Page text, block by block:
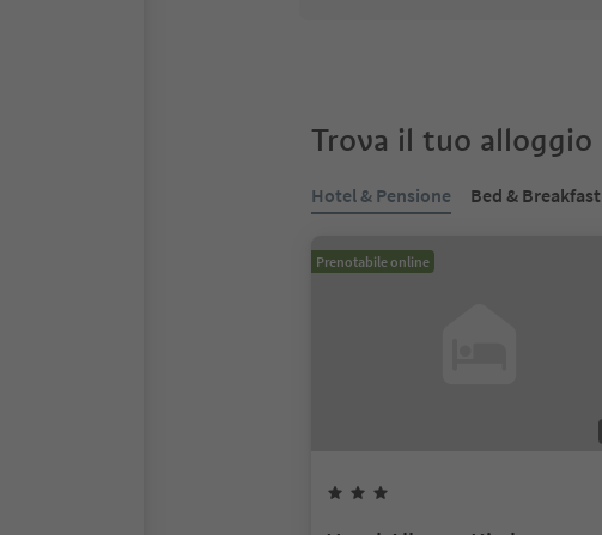
Trova il tuo alloggio
Hotel & Pensione Bed & Breakfast
Prenotabile online